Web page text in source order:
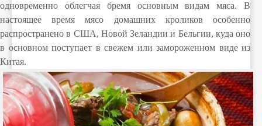
одновременно облегчая бремя основным видам мяса. В
настоящее время мясо домашних кроликов особенно
распространено в США, Новой Зеландии и Бельгии, куда оно
в основном поступает в свежем или замороженном виде из
Китая.